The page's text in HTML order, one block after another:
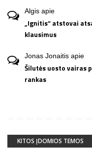
Algis apie
„Ignitis“ atstovai
klausimus
Jonas Jonaitis apie
Šilutės uosto vairas
rankas
KITOS ĮDOMIOS TEMOS